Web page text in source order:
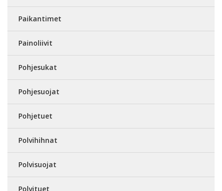
Paikantimet
Painoliivit
Pohjesukat
Pohjesuojat
Pohjetuet
Polvihihnat
Polvisuojat
Polvituet